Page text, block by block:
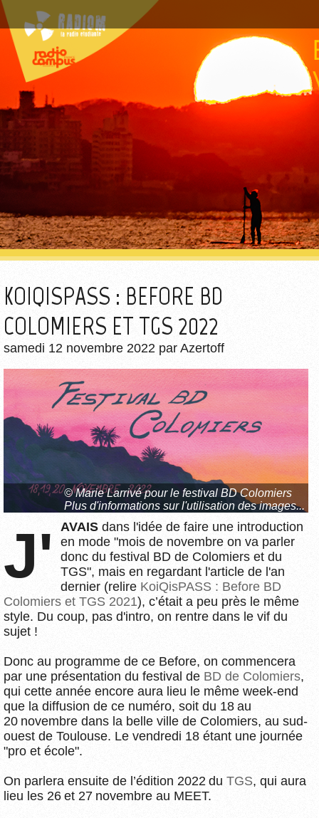
KOIQISPASS : BEFORE BD
COLOMIERS ET TGS 2022
samedi 12 novembre 2022 par Azertoff
©Marie Larrivé pour le festival BD Colomiers
Plus d'informations sur l'utilisation des images...
J'AVAIS dans l'idée de faire une introduction
en mode "mois de novembre on va parler
donc du festival BD de Colomiers et du
TGS", mais en regardant l'article de l'an
dernier (relire KoiQisPASS : Before BD
Colomiers et TGS 2021), c’était a peu près le même
style. Du coup, pas d'intro, on rentre dans le vif du
sujet !
Donc au programme de ce Before, on commencera
par une présentation du festival de BD de Colomiers,
qui cette année encore aura lieu le même week-end
que la diffusion de ce numéro, soit du 18 au
20 novembre dans la belle ville de Colomiers, au sud-
ouest de Toulouse. Le vendredi 18 étant une journée
"pro et école".
On parlera ensuite de l’édition 2022 du TGS, qui aura
lieu les 26 et 27 novembre au MEET.